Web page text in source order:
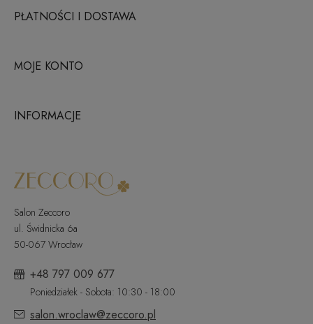
PŁATNOŚCI I DOSTAWA
MOJE KONTO
INFORMACJE
Salon Zeccoro
ul. Świdnicka 6a
50-067 Wrocław
+48 797 009 677
Poniedziałek - Sobota: 10:30 - 18:00
salon.wroclaw@zeccoro.pl